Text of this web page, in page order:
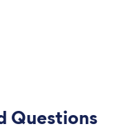
Questions